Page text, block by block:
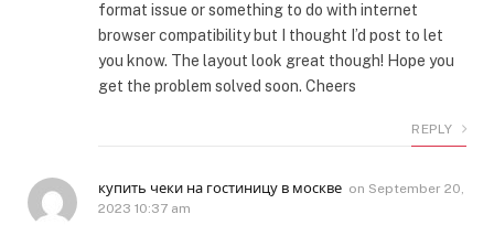
format issue or something to do with internet
browser compatibility but I thought I’d post to let
you know. The layout look great though! Hope you
get the problem solved soon. Cheers
REPLY
купить чеки на гостиницу в москве on September 20,
2023 10:37 am